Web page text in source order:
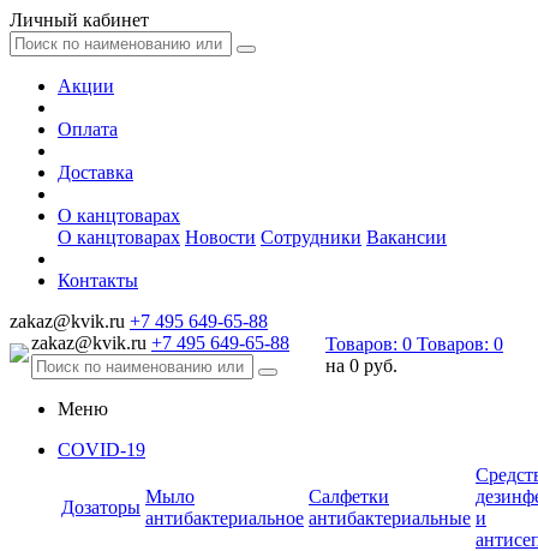
Личный кабинет
Акции
Оплата
Доставка
О канцтоварах
О канцтоварах Новости Сотрудники Вакансии
Контакты
zakaz@kvik.ru +7 495 649-65-88
zakaz@kvik.ru +7 495 649-65-88 Товаров: 0 Товаров: 0
на 0 руб.
Меню
COVID-19
Дозаторы
Мыло
антибактериальное
Салфетки
антибактериальные и